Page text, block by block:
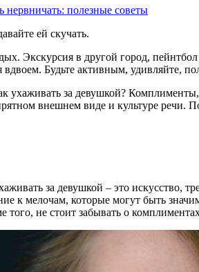
нервничать: полезные советы
ей скучать.
Экскурсия в другой город,
Будьте активным, удивляйте,
ухаживать за девушкой?
внешнем виде и культуре речи.
за девушкой – это искусство,
к мелочам, которые могут быть
того, не стоит забывать о